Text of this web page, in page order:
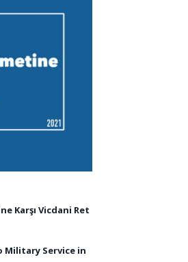
Karşı Vicdani Ret
Service in